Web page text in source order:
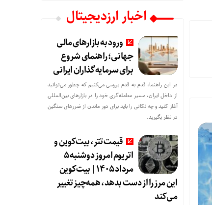
اخبار ارزدیجیتال
ورود به بازارهای مالی
جهانی؛ راهنمای شروع
برای سرمایه‌گذاران ایرانی
در این راهنما، قدم به قدم بررسی می‌کنیم که چطور می‌توانید
از داخل ایران، مسیر معامله‌گری خود را در بازارهای بین‌المللی
آغاز کنید و چه نکاتی را باید برای دور ماندن از ضررهای سنگین
در نظر بگیرید.
قیمت تتر، بیت‌کوین و
اتریوم امروز دوشنبه ۵
مرداد ۱۴۰۵ | بیت‌کوین
این مرز را از دست بدهد، همه‌چیز تغییر
می‌کند